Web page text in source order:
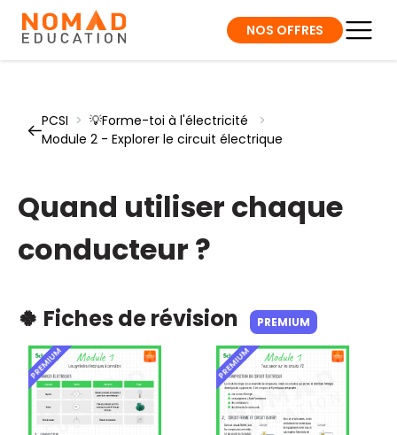
NOS OFFRES
PCSI > 💡Forme-toi à l'électricité
>
Module 2 - Explorer le circuit électrique
Quand utiliser chaque
conducteur ?
🍀 Fiches de révision PREMIUM
PREMIUM PREMIUM